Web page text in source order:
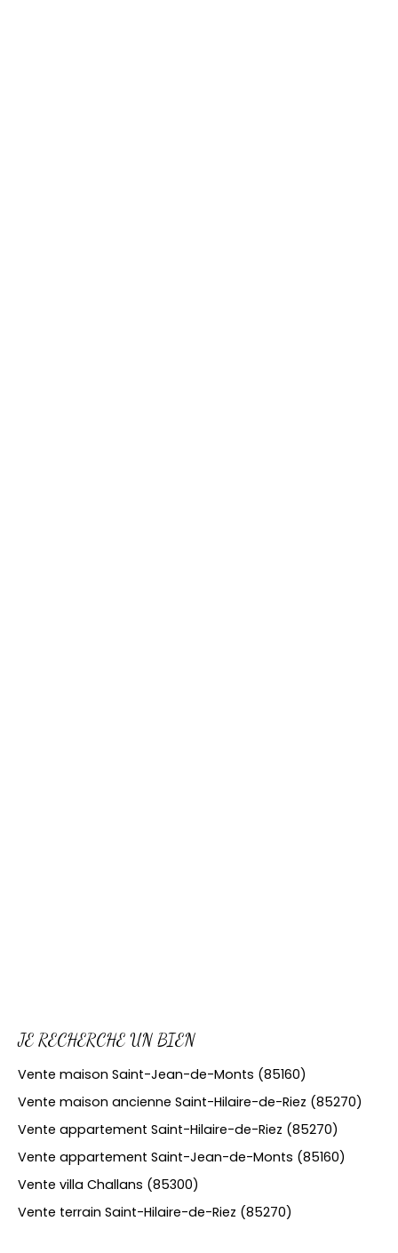
JE RECHERCHE UN BIEN
Vente maison Saint-Jean-de-Monts (85160)
Vente maison ancienne Saint-Hilaire-de-Riez (85270)
Vente appartement Saint-Hilaire-de-Riez (85270)
Vente appartement Saint-Jean-de-Monts (85160)
Vente villa Challans (85300)
Vente terrain Saint-Hilaire-de-Riez (85270)